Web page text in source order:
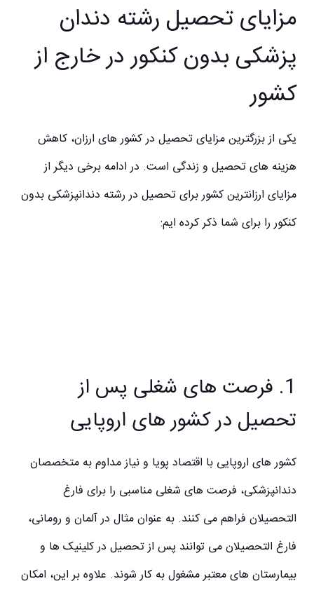
مزایای تحصیل رشته دندان
پزشکی بدون کنکور در خارج از
کشور
یکی از بزرگترین مزایای تحصیل در کشور های ارزان، کاهش
هزینه های تحصیل و زندگی است. در ادامه برخی دیگر از
مزایای ارزانترین کشور برای تحصیل در رشته دندانپزشکی بدون
کنکوررا برای شما ذکر کرده ایم:
1. فرصت های شغلی پس از
تحصیل در کشور های اروپایی
کشور های اروپایی با اقتصاد پویا و نیاز مداوم به متخصصان
دندانپزشکی، فرصت های شغلی مناسبی را برای فارغ
التحصیلان فراهم می کنند. به عنوان مثال در آلمان و رومانی،
فارغ التحصیلان می توانند پس از تحصیل در کلینیک ها و
بیمارستان های معتبر مشغول به کار شوند. علاوه بر این، امکان